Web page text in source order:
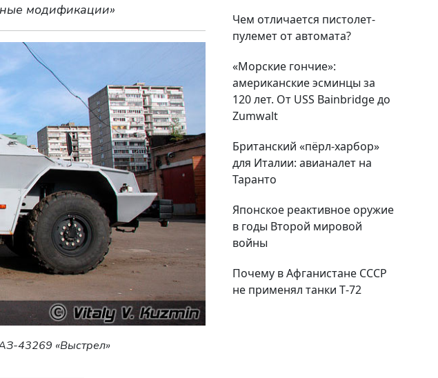
модификации»
43269 «Выстрел»
Чем отличается пистолет-
пулемет от автомата?
«Морские гончие»:
американские эсминцы за
120 лет. От USS Bainbridge до
Zumwalt
Британский «пёрл-харбор»
для Италии: авианалет на
Таранто
Японское реактивное оружие
в годы Второй мировой
войны
Почему в Афганистане СССР
не применял танки Т‑72